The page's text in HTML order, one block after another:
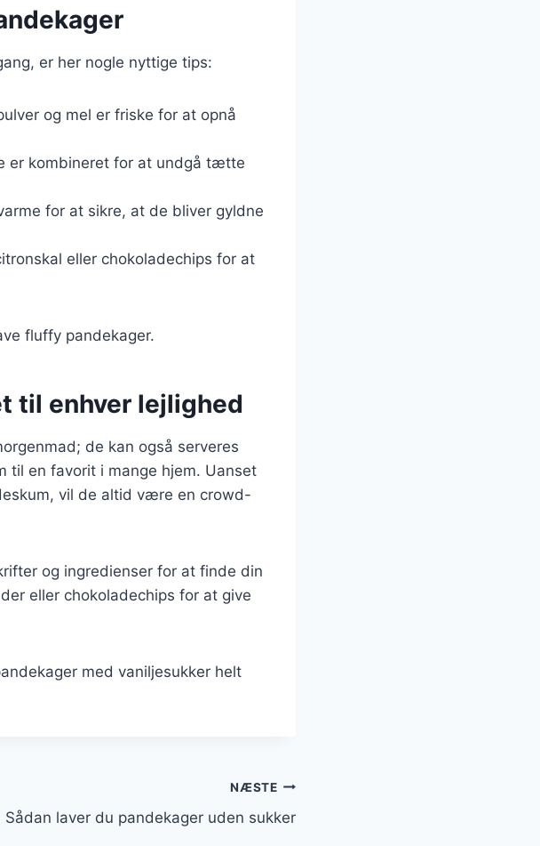
er her nogle nyttige tips:
og mel er friske for at opnå
er kombineret for at undgå tætte
for at sikre, at de bliver gyldne
eller chokoladechips for at
fluffy pandekager.
til enhver lejlighed
de kan også serveres
til en favorit i mange hjem. Uanset
vil de altid være en crowd-
og ingredienser for at finde din
eller chokoladechips for at give
med vaniljesukker helt
NÆSTE
Sådan laver du pandekager uden sukker